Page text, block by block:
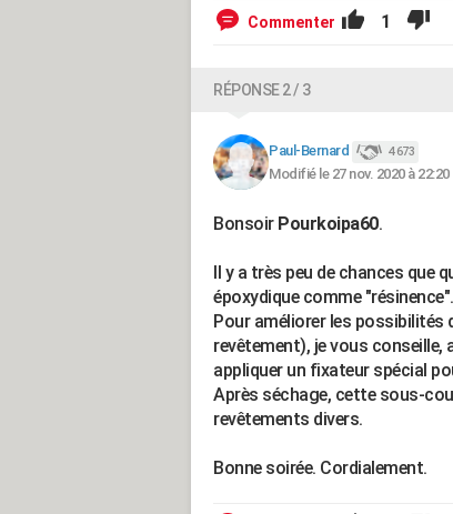
Commenter 1
RÉPONSE 2 / 3
Paul-Bernard 4 673
Modifié le 27 nov. 2020 à 22:20
Bonsoir Pourkoipa60.
Il y a très peu de chances que
époxydique comme "résinence".
Pour améliorer les possibilités
revêtement), je vous conseille,
appliquer un fixateur spécial
Après séchage, cette sous-
revêtements divers.
Bonne soirée. Cordialement.